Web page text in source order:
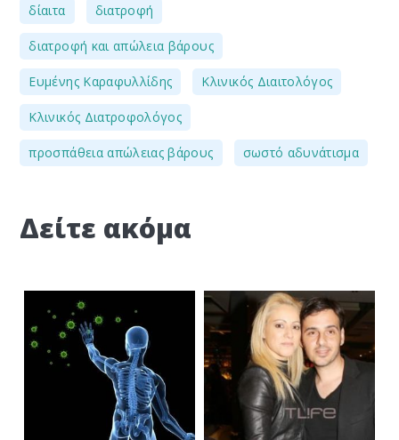
δίαιτα διατροφή
διατροφή και απώλεια βάρους
Ευμένης Καραφυλλίδης Κλινικός Διαιτολόγος
Κλινικός Διατροφολόγος
προσπάθεια απώλειας βάρους σωστό αδυνάτισμα
Δείτε ακόμα